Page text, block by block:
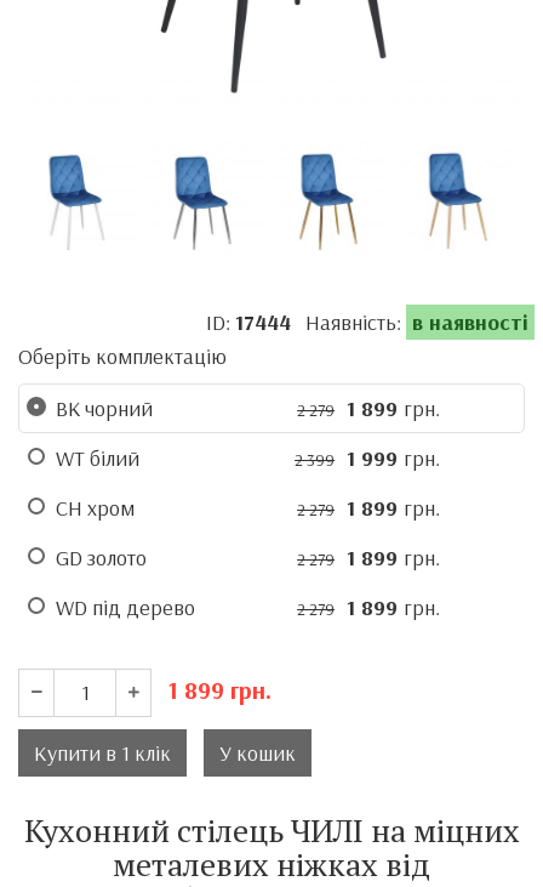
ID: 17444Наявність: в наявності
Оберіть комплектацію
BK чорний
2 279 1 899 грн.
WT білий
2 399 1 999 грн.
CH хром
2 279 1 899 грн.
GD золото
2 279 1 899 грн.
WD під дерево
2 279 1 899 грн.
1 899 грн.
Купити в 1 клік У кошик
Кухонний стілець ЧИЛІ на міцних
металевих ніжках від